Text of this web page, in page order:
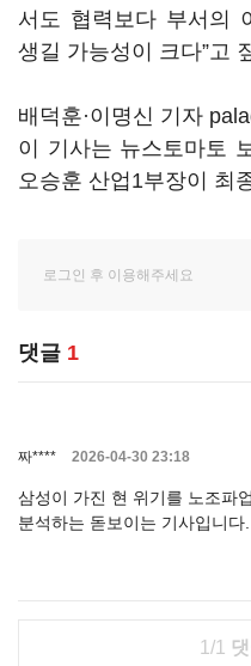
서도 협력보다 부서의
생길 가능성이 크다”고
배덕훈·이명신 기자
이 기사는 뉴스토마토
오승훈 산업1부장이 최
댓글 1
짜**** 2026-04-30 23:18
삼성이 가진 현 위기를 노조파
분석하는 돋보이는 기사입니다.
1/1